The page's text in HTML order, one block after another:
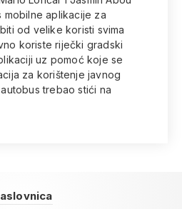
mobilne aplikacije za
od velike koristi svima
koriste riječki gradski
uz pomoć koje se
za korištenje javnog
trebao stići na